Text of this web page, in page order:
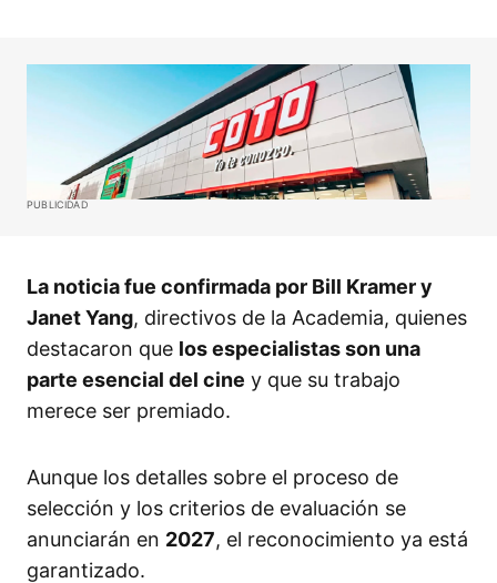
PUBLICIDAD
La noticia fue confirmada por Bill Kramer y
Janet Yang, directivos de la Academia, quienes
destacaron que los especialistas son una
parte esencial del cine y que su trabajo
merece ser premiado.
Aunque los detalles sobre el proceso de
selección y los criterios de evaluación se
anunciarán en 2027, el reconocimiento ya está
garantizado.